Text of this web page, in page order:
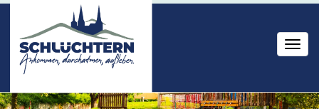
Toggle